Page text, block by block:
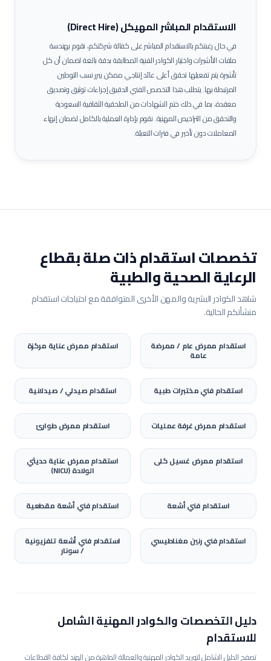
الاستقدام المباشر المهيكل (Direct Hire)
في حال رغبتكم بالاستقدام المباشر على كفالة شركتكم، نقوم بهندسة
ملفات التأشيرات واختيار الكوادر الفنية المطابقة بدقة بالغة لضمان أن كل
تأشيرة يتم تفعيلها تحقق أعلى عائد إنتاجي ممكن يبرر نسب التوطين
المرتبطة بها.يتطلب هذا التخصص الفني الدقيق إجراءات توثيق وتصديق
معقدة، بما في ذلك ختم الشهادات من الملحقية الثقافية السعودية
والتحقق من التراخيص المهنية. نقوم بإدارة العملية بالكامل لضمان إنهاء
المعاملات دون تأخير في فترات التعبئة.
تخصصات استقدام ذات صلة بقطاع
الرعاية الصحية والطبية
شاهد الكوادر البشرية والمهن الأخرى المتوافقة مع احتياجات استقدام
منشأتكم الحالية.
استقدام ممرض عام / ممرضة
عامة
استقدام ممرض عناية مركزة
استقدامفني مختبرات طبية استقدامصيدلي / صيدلانية
استقدام ممرض غرفة عمليات استقدام ممرض طوارئ
استقدام ممرض غسيل كلى استقدامممرض عناية حديثي
الولادة (NICU)
استقدامفني أشعة استقدامفني أشعة مقطعية
استقدامفني رنين مغناطيسي استقدامفني أشعة تلفزيونية
/ سونار
دليل التخصصات والكوادر المهنية الشامل
للاستقدام
تصفح الدليل الشامل لتوريد الكوادر المهنية والعمالة الماهرة من الهند لكافة القطاعات